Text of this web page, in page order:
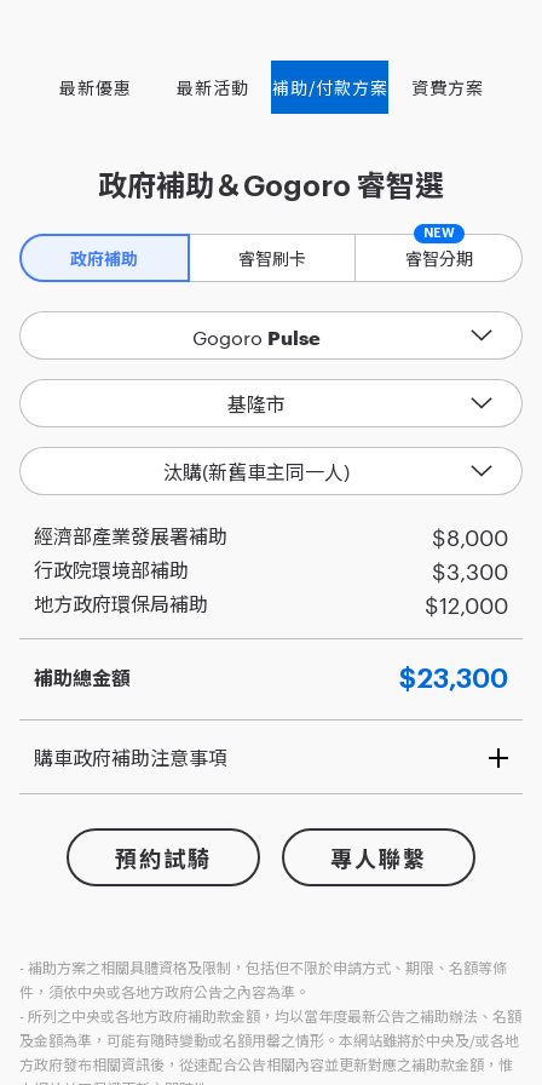
最新優惠 最新活動 補助/付款方案 資費方案
政府補助＆Gogoro 睿智選
政府補助 睿智刷卡
NEW
睿智分期
Gogoro Pulse
基隆市
汰購(新舊車主同一人)
經濟部產業發展署補助 $8,000
行政院環境部補助 $3,300
地方政府環保局補助 $12,000
補助總金額 $23,300
購車政府補助注意事項
產業發展署補助期間內一人僅限補助一台
產業發展署補助限中華民國國民、持有中華民國永久居留證之外
汰舊車車輛於115年報廢回收
環保局汰購補助 - 發票開立日期115年1月1日起至115年11月30日
(含)前
環保局汰購補助 - 新購車車主戶籍須於113年12月31日前設籍於基
隆市
預約試騎 專人聯繫
- 補助方案之相關具體資格及限制，包括但不限於申請方式、期限、名額等條
件，須依中央或各地方政府公告之內容為準。
- 所列之中央或各地方政府補助款金額，均以當年度最新公告之補助辦法、名額
及金額為準，可能有隨時變動或名額用罄之情形。本網站雖將於中央及/或各地
方政府發布相關資訊後，從速配合公告相關內容並更新對應之補助款金額，惟